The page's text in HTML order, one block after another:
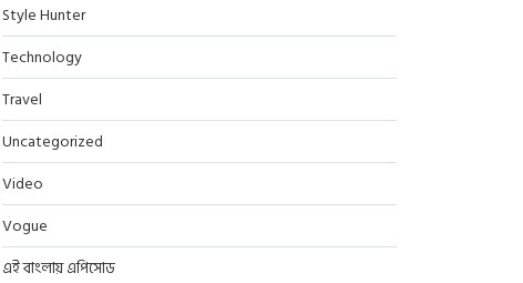
Style Hunter
Technology
Travel
Uncategorized
Video
Vogue
এই বাংলায় এপিসোড